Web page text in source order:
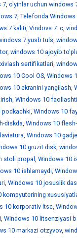
7, o'yinlar uchun windows
7, Telefonda
7 kaliti, Vindovs 7 .c,
vindovs 7 yusb tuls,
, windows 10 ajoyib
sertifikatlari,
10 Cool OS, Windows
10 ekranini yangilash,
, Windows 10
podkachki, Windows 10
diskda, Windows 10
, Windows 10
10 gruzit disk,
stoli propal , Windows 10
10 ishlamaydi,
, Windows 10 josuslik
kompyuterining
10 korporativ ltsc,
, Windows 10 litsenziyasi
10 markazi otzyvov,